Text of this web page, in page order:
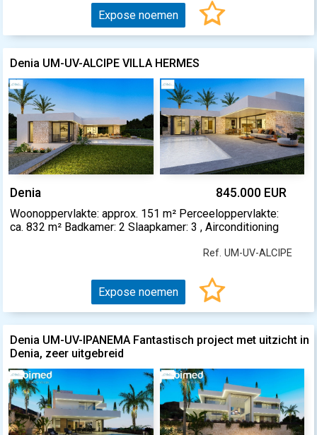
Expose noemen
Denia UM-UV-ALCIPE VILLA HERMES
Denia 845.000 EUR
Woonoppervlakte: approx. 151 m² Perceeloppervlakte:
ca. 832 m² Badkamer: 2 Slaapkamer: 3 , Airconditioning
Ref. UM-UV-ALCIPE
Expose noemen
Denia UM-UV-IPANEMA Fantastisch project met uitzicht in
Denia, zeer uitgebreid